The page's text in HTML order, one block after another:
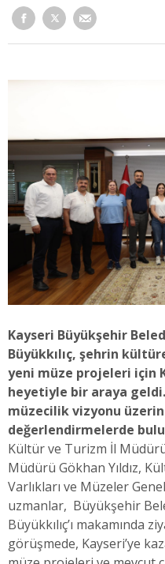
Kayseri Büyükşehir
Büyükkılıç, şehrin
yeni müze projeleri için
heyetiyle bir araya
müzecilik vizyonu
değerlendirmelerde
Kültür ve Turizm İl
Müdürü Gökhan Yıldız,
Varlıkları ve Müzeler
uzmanlar, Büyükşehir
Büyükkılıç’ı makamında
görüşmede, Kayseri’ye